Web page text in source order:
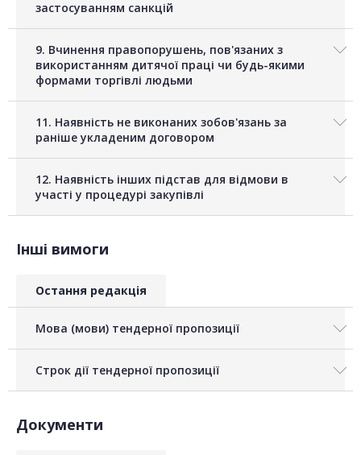
застосуванням санкцій
9. Вчинення правопорушень, пов'язаних з
використанням дитячої праці чи будь-якими
формами торгівлі людьми
11. Наявність не виконаних зобов'язань за
раніше укладеним договором
12. Наявність інших підстав для відмови в
участі у процедурі закупівлі
Інші вимоги
Остання редакція
Мова (мови) тендерної пропозиції
Строк дії тендерної пропозиції
Документи